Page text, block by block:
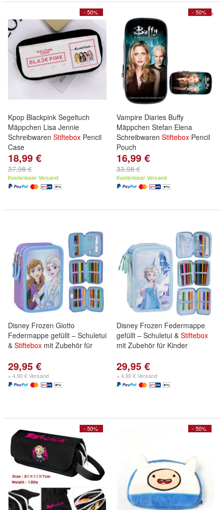
- 50%
Kpop Blackpink Segeltuch
Mäppchen Lisa Jennie
Schreibwaren Stiftebox Pencil
Case
18,99 €
37,98 €
Kostenloser Versand
- 50%
Vampire Diaries Buffy
Mäppchen Stefan Elena
Schreibwaren Stiftebox Pencil
Pouch
16,99 €
33,98 €
Kostenloser Versand
Disney Frozen Giotto
Federmappe gefüllt – Schuletui
& Stiftebox mit Zubehör für
29,95 €
+ 4,90 € Versand
Disney Frozen Federmappe
gefüllt – Schuletui & Stiftebox
mit Zubehör für Kinder
29,95 €
+ 4,90 € Versand
- 50% - 50%